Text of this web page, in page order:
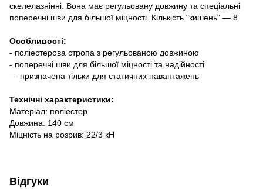
скелелазнінні. Вона має регульовану довжину та спеціальні
поперечні шви для більшої міцності. Кількість "кишень" — 8.
Особливості:
- поліестерова стропа з регульованою довжиною
- поперечні шви для більшої міцності та надійності
— призначена тільки для статичних навантажень
Технічні характеристики:
Матеріал: поліестер
Довжина: 140 см
Міцність на розрив: 22/3 кН
Відгуки